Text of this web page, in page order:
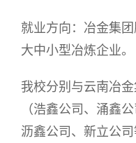
就业方向：冶金集
大中小型冶炼企业。
我校分别与云南冶
（浩鑫公司、涌鑫
沥鑫公司、新立公